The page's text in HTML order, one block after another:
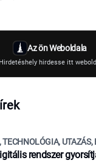
Az ön Weboldala
hirdesse itt
TECHNOLÓGIA, UTAZÁS,
rendszer